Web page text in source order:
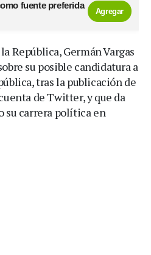
fuente preferida
Agregar
República, Germán Vargas
su posible candidatura a
tras la publicación de
de Twitter, y que da
su carrera política en